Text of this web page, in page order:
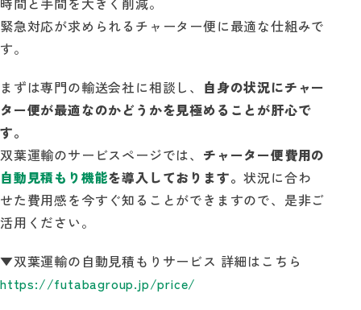
緊急対応が求められるチャーター便に最適な仕組みで
す。
まずは専門の輸送会社に相談し、 自身の状況にチャー
ター便が最適なのかどうかを見極めることが肝心で
す。
双葉運輸のサービスページでは、 チャーター便費用の
自動見積もり機能を導入しております。状況に合わ
せた費用感を今すぐ知ることができますので、是非ご
活用ください。
▼双葉運輸の自動見積もりサービス 詳細はこちら
https://futabagroup.jp/price/